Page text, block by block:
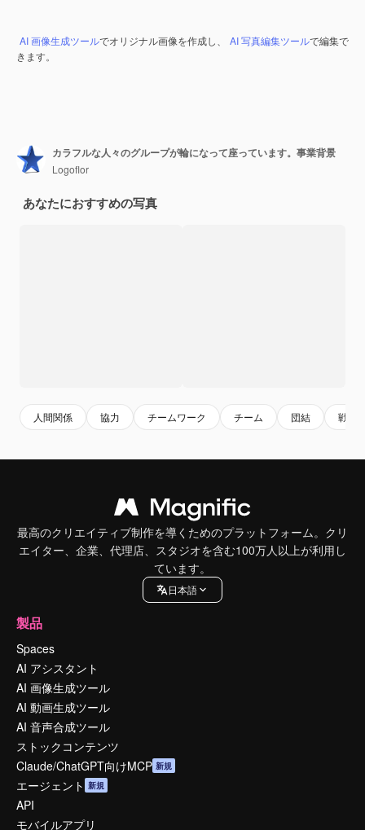
AI 画像生成ツールでオリジナル画像を作成し、 AI 写真編集ツールで編集で
きます。
カラフルな人々のグループが輪になって座っています。事業背景
Logoflor
あなたにおすすめの写真
人間関係 協力 チームワーク チーム 団結 戦略
最高のクリエイティブ制作を導くためのプラットフォーム。クリ
エイター、企業、代理店、スタジオを含む100万人以上が利用し
ています。
日本語
製品
Spaces
AI アシスタント
AI 画像生成ツール
AI 動画生成ツール
AI 音声合成ツール
ストックコンテンツ
Claude/ChatGPT向けMCP 新規
エージェント 新規
API
モバイルアプリ